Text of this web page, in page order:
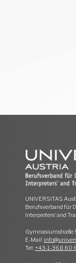
UNIVERSITAS
Berufsverband für
Interpreters‘ and
Gymnasiumstraße
E-Mail:
Tel: +43-1-368 60